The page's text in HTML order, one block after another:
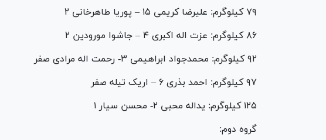
۷۹ کیلوگرم: علیرضا کریمی ۱۵ – پوریا طاهرخانی ۲
۸۶ کیلوگرم: عزت اله اکبری ۴ – جاشوا مورودین ۲
۹۲ کیلوگرم: محمدجواد ابراهیمی ۳- رحمت اله مرادی صفر
۹۷ کیلوگرم: احمد بذری ۶ – اریک تیله صفر
۱۲۵ کیلوگرم: یداله محبی ۲- محسن سیار ۱
گروه دوم: